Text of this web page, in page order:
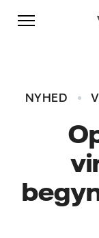
Skift til indhold
Gå til
Gå til sidefod
NYHED
Gå til